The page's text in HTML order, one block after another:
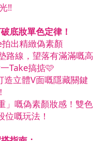
‼️
底妝單色定律！
出精緻偽素顏
路線，望落有滿滿嘅高
Take搞掂🩷
立體V面嘅隱藏關鍵
」嘅偽素顏妝感！雙色
位嘅玩法！